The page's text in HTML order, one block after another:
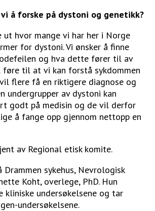
å forske på dystoni og genetikk?
ut hvor mange vi har her i Norge
for dystoni. Vi ønsker å finne
og hva dette fører til av
føre til at vi kan forstå sykdommen
flere få en riktigere diagnose og
undergrupper av dystoni kan
godt på medisin og de vil derfor
å fange opp gjennom nettopp en
av Regional etisk komite.
Drammen sykehus, Nevrologisk
Koht, overlege, PhD. Hun
kliniske undersøkelsene og tar
undersøkelsene.